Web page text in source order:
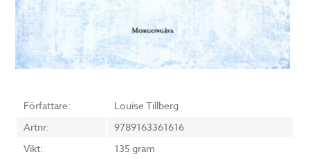
Författare:
Louise Tillberg
Artnr:
9789163361616
Vikt:
135 gram